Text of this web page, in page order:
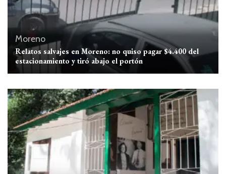
Moreno
Relatos salvajes en Moreno: no quiso pagar $4.400 del
estacionamiento y tiró abajo el portón